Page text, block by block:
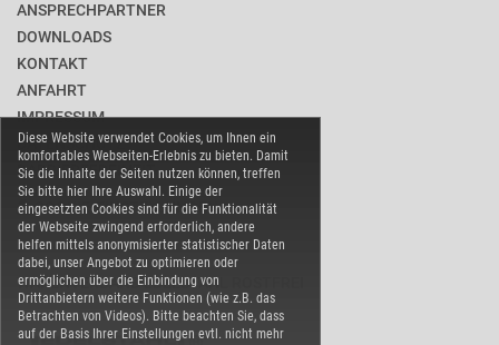
Diese Website verwendet Cookies, um Ihnen ein
komfortables Webseiten-Erlebnis zu bieten. Damit
Sie die Inhalte der Seiten nutzen können, treffen
Sie bitte hier Ihre Auswahl. Einige der
eingesetzten Cookies sind für die Funktionalität
der Webseite zwingend erforderlich, andere
helfen mittels anonymisierter statistischer Daten
dabei, unser Angebot zu optimieren oder
ermöglichen über die Einbindung von
Drittanbietern weitere Funktionen (wie z.B. das
Betrachten von Videos). Bitte beachten Sie, dass
auf der Basis Ihrer Einstellungen evtl. nicht mehr
ANSPRECHPARTNER
DOWNLOADS
KONTAKT
ANFAHRT
IMPRESSUM
DATENSCHUTZ
BARRIEREFREIHEIT
COOKIE-EINSTELLUNGEN
WARENVERBAND EDELSTAHL ROSTFREI